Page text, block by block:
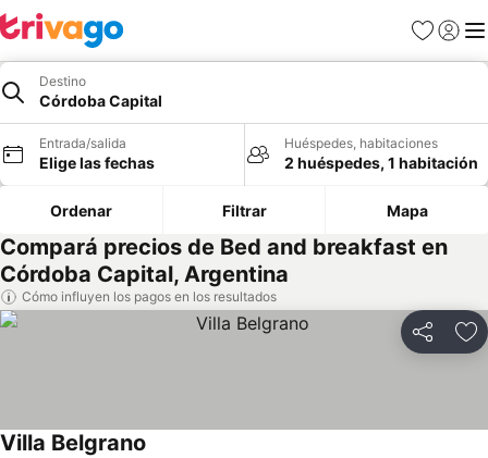
Favoritos
Iniciar
Destino
Córdoba Capital
Entrada/salida
Elige las fechas
Huéspedes, habitaciones
2 huéspedes, 1 habitación
Ordenar Filtrar Mapa
Compará precios de Bed and breakfast en
Córdoba Capital, Argentina
Cómo influyen los pagos en los resultados
Compartir
Villa Belgrano